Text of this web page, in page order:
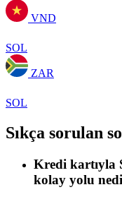
VND
SOL
ZAR
SOL
Sıkça sorulan
Kredi kartıyla
kolay yolu